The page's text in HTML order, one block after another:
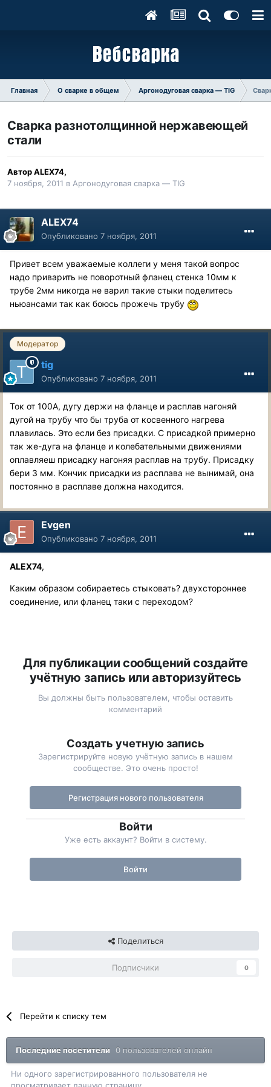
Главная О сварке в общем Аргонодуговая сварка — TIG
Сварка разнотолщинной нержавеющей
стали
АвторALEX74,
7 ноября, 2011 в Аргонодуговая сварка — TIG
ALEX74
Опубликовано 7 ноября, 2011
Привет всем уважаемые коллеги у меня такой вопрос
надо приварить не поворотный фланец стенка 10мм к
трубе 2мм никогда не варил такие стыки поделитесь
ньюансами так как боюсь прожечь трубу
Модератор
tig
Опубликовано 7 ноября, 2011
Ток от 100А, дугу держи на фланце и расплав нагоняй
дугой на трубу что бы труба от косвенного нагрева
плавилась. Это если без присадки. С присадкой примерно
так же-дуга на фланце и колебательными движениями
оплавляеш присадку нагоняя расплав на трубу. Присадку
бери 3 мм. Кончик присадки из расплава не вынимай, она
постоянно в расплаве должна находится.
Evgen
Опубликовано 7 ноября, 2011
ALEX74,
Каким образом собираетесь стыковать? двухстороннее
соединение, или фланец таки с переходом?
Для публикации сообщений создайте
учётную запись или авторизуйтесь
Вы должны быть пользователем, чтобы оставить
комментарий
Создать учетную запись
Зарегистрируйте новую учётную запись в нашем
сообществе. Это очень просто!
Регистрация нового пользователя
Войти
Уже есть аккаунт? Войти в систему.
Войти
Поделиться
Подписчики 0
Перейти к списку тем
Последние посетители 0 пользователей онлайн
Ни одного зарегистрированного пользователя не
просматривает данную страницу